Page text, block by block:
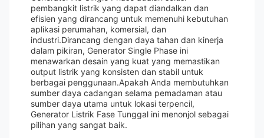
pembangkit listrik yang dapat diandalkan dan
efisien yang dirancang untuk memenuhi kebutuhan
aplikasi perumahan, komersial, dan
industri.Dirancang dengan daya tahan dan kinerja
dalam pikiran, Generator Single Phase ini
menawarkan desain yang kuat yang memastikan
output listrik yang konsisten dan stabil untuk
berbagai penggunaan.Apakah Anda membutuhkan
sumber daya cadangan selama pemadaman atau
sumber daya utama untuk lokasi terpencil,
Generator Listrik Fase Tunggal ini menonjol sebagai
pilihan yang sangat baik.